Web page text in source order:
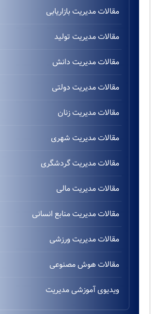
مقالات مدیریت بازاریابی
مقالات مدیریت تولید
مقالات مدیریت دانش
مقالات مدیریت دولتی
مقالات مدیریت زنان
مقالات مدیریت شهری
مقالات مدیریت گردشگری
مقالات مدیریت مالی
مقالات مدیریت منابع انسانی
مقالات مدیریت ورزشی
مقالات هوش مصنوعی
ویدیوی آموزشی مدیریت